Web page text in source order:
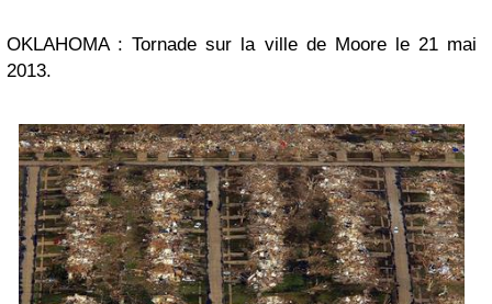
OKLAHOMA : Tornade sur la ville de Moore le 21 mai
2013.